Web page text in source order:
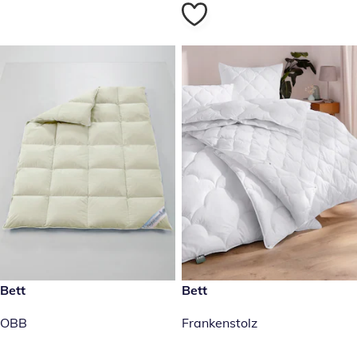
169,00 €
Bett
OBB
49,99 €
Bett
Frankenstolz